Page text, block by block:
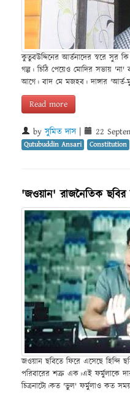
কুতুবউদ্দিনের আর্তনাদের স্বরে সুর
গল্প। চিঠি পেয়েও মোদির সভায় 'না'
আগে। বাদ মে মজহব। দাঙ্গার
Read more
byসুমিত দাস| 22
Qutubuddin Ansari Constitution
'জওয়ান' রাজনৈতিক ছবির
জওয়ান ছবিতে ফিরে এসেছে হিন্দি
পরিবারের শত্রু এক।এই ফর্মুলাকে
চিত্রনাট্যে।কত 'ভুল' ফর্মুলাও কত